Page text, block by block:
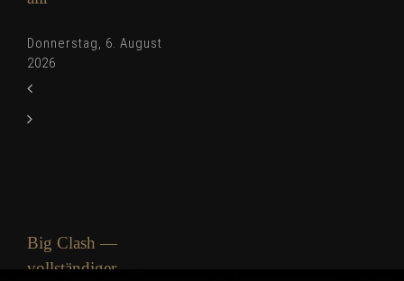
Donnerstag, 6. August
2026
Big Clash —
vollständiger